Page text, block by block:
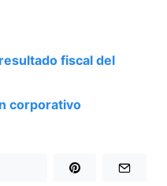
fiscal del
corporativo